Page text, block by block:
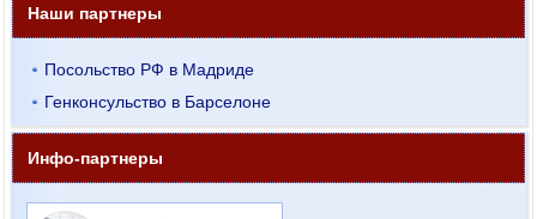
Наши партнеры
Посольство РФ в Мадриде
Генконсульство в Барселоне
Инфо-партнеры